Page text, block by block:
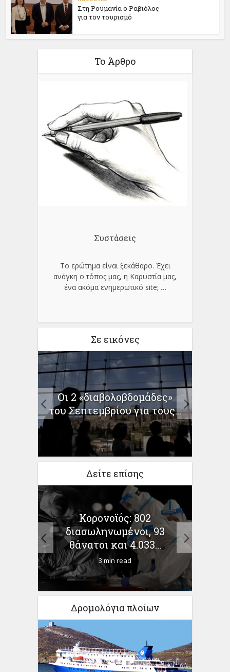
Στη Ρουμανία ο Ραβιόλος
για τον τουρισμό
Το Άρθρο
Συστάσεις
Το ερώτημα είναι ξεκάθαρο. Έχει
ανάγκη ο τόπος μας, η Καρυστία μας,
ένα ακόμα ενημερωτικό site; …
Σε εικόνες
Οι 2 «διαβολοβδομάδες»
του Σεπτεμβρίου για τους...
Δείτε επίσης
Κορονοϊός: 802
διασωληνωμένοι, 93
θάνατοι και 4.033...
3 min read
Δρομολόγια πλοίων